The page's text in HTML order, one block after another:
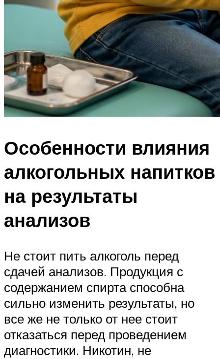
Особенности влияния
алкогольных напитков
на результаты
анализов
Не стоит пить алкоголь перед
сдачей анализов. Продукция с
содержанием спирта способна
сильно изменить результаты, но
все же не только от нее стоит
отказаться перед проведением
диагностики. Никотин, не